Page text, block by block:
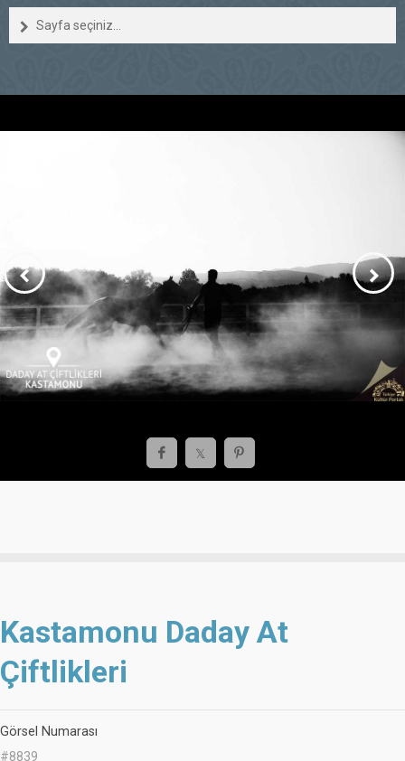
Sayfa seçiniz...
Kastamonu Daday At
Çiftlikleri
Görsel Numarası
#8839